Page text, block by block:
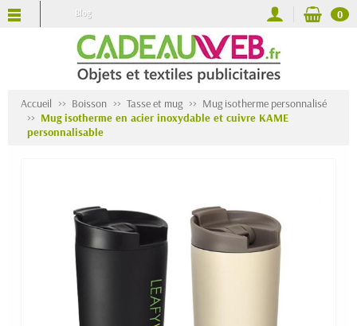
Blog 0
Accueil Boisson Tasse et mug
Mug isotherme personnalisé
Mug isotherme en acier inoxydable et cuivre KAME
personnalisable